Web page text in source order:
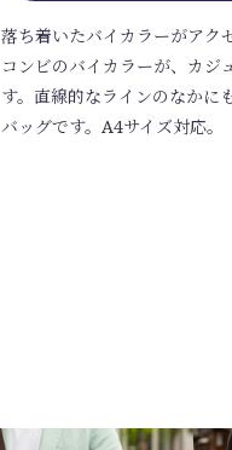
落ち着いたバイカラーがア
コンビのバイカラーが、カジ
す。直線的なラインのなかに
バッグです。A4サイズ対応。